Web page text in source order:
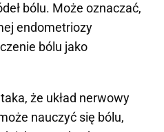
bólu. Może oznaczać,
endometriozy
bólu jako
że układ nerwowy
nauczyć się bólu,